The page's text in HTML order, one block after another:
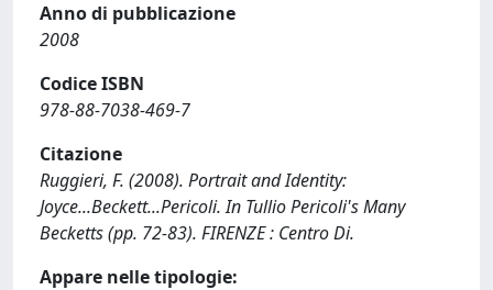
Anno di pubblicazione
2008
Codice ISBN
978-88-7038-469-7
Citazione
Ruggieri, F. (2008). Portrait and Identity:
Joyce...Beckett...Pericoli. In Tullio Pericoli's Many
Becketts (pp. 72-83). FIRENZE : Centro Di.
Appare nelle tipologie: